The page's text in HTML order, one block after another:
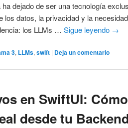
dejado de ser una tecnología
los datos, la privacidad y la
los LLMs …Sigue leyendo →
3, LLMs,swift | Deja un comentario
en SwiftUI:
desde tu